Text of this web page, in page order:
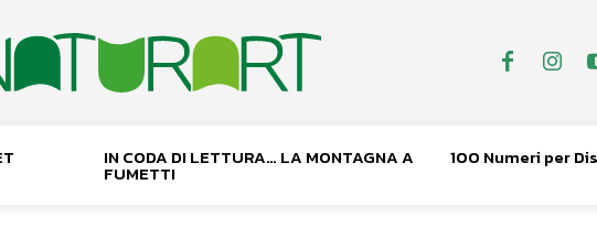
IN CODA DI LETTURA… LA MONTAGNA A
FUMETTI
100 Numeri per